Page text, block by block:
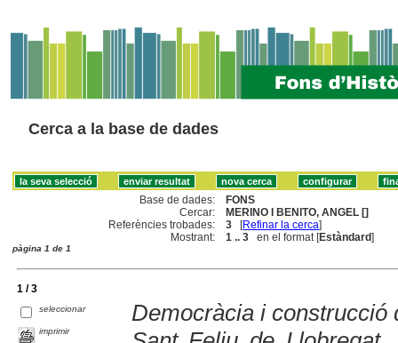
Cerca a la base de dades
Base de dades:
FONS
Cercar:
MERINO I BENITO, ANGEL []
Referències trobades:
3 [Refinar la cerca]
Mostrant:
1 .. 3 en el format [Estàndard]
pàgina 1 de 1
1 / 3
seleccionar
imprimir
Democràcia i construcció